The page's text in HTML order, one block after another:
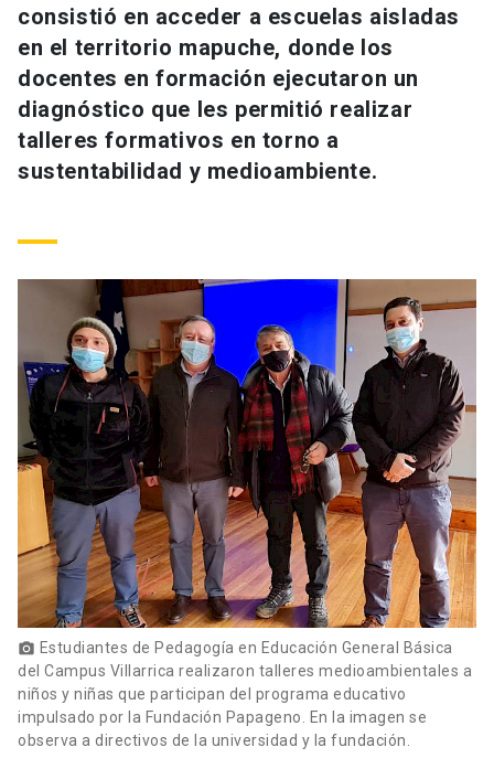
Información para keyboard_arrow_down
Futuros estudiantes
Estudiantes
Académicos
Personal
launch
Padres y familia
Vecinos launch
Go to english site launch
ACCESOS DIRECTOS
Admisión launch
Mi Portal UC
Medios Biblioteca launch
Donaciones launch
consistió en acceder a escuelas aisladas
en el territorio mapuche, donde los
docentes en formación ejecutaron un
diagnóstico que les permitió realizar
talleres formativos en torno a
sustentabilidad y medioambiente.
photo_camera Estudiantes de Pedagogía en Educación General Básica
del Campus Villarrica realizaron talleres medioambientales a
niños y niñas que participan del programa educativo
impulsado por la Fundación Papageno. En la imagen se
observa a directivos de la universidad y la fundación.